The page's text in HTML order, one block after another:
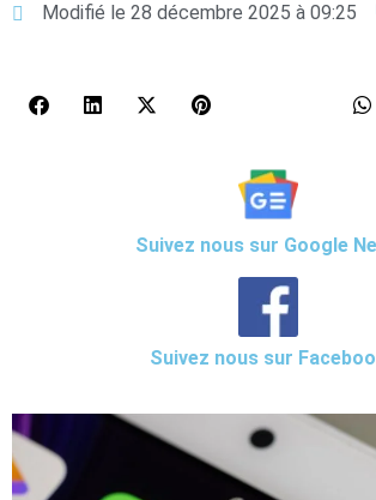
Modifié le 28 décembre 2025 à 09:25
Suivez nous sur Google
Suivez nous sur